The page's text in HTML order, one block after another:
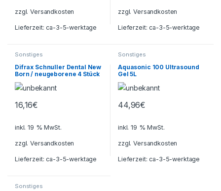
zzgl.Versandkosten
Lieferzeit:ca-3-5-werktage
zzgl.Versandkosten
Lieferzeit:ca-3-5-werktage
Sonstiges
Difrax Schnuller Dental New
Born / neugeborene 4 Stück
Sparpaket
16,16€
inkl. 19 % MwSt.
zzgl.Versandkosten
Lieferzeit:ca-3-5-werktage
Sonstiges
Aquasonic 100 Ultrasound
Gel 5L
44,96€
inkl. 19 % MwSt.
zzgl.Versandkosten
Lieferzeit:ca-3-5-werktage
Sonstiges